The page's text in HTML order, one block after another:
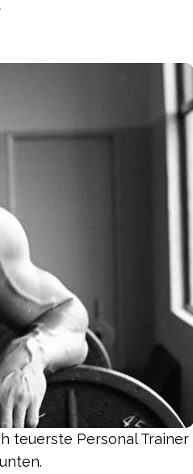
teuerste Personal Trainer